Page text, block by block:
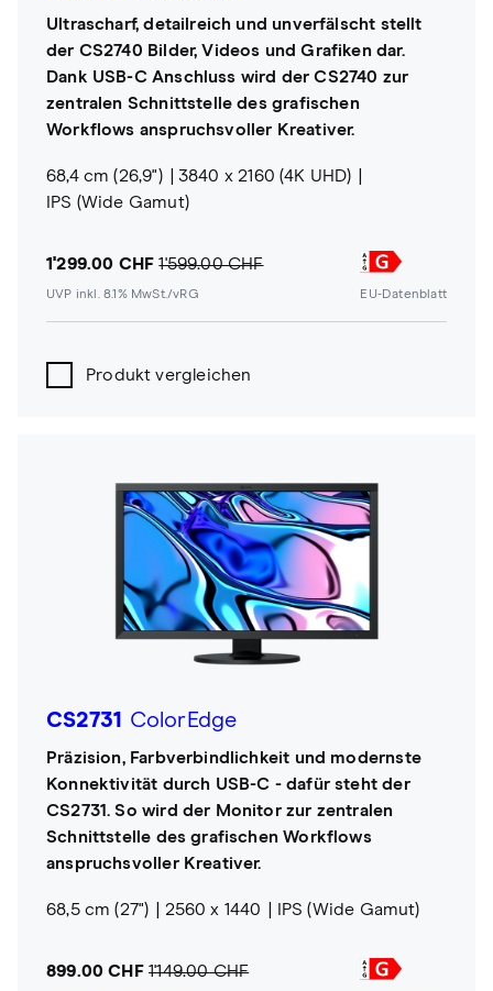
Ultrascharf, detailreich und unverfälscht stellt
der CS2740 Bilder, Videos und Grafiken dar.
Dank USB-C Anschluss wird der CS2740 zur
zentralen Schnittstelle des grafischen
Workflows anspruchsvoller Kreativer.
68,4 cm (26,9")
3840 x 2160 (4K UHD)
IPS (Wide Gamut)
1'299.00 CHF 1'599.00 CHF
UVP inkl. 8.1% MwSt./vRG EU-Datenblatt
Produkt vergleichen
CS2731 ColorEdge
Präzision, Farbverbindlichkeit und modernste
Konnektivität durch USB-C - dafür steht der
CS2731. So wird der Monitor zur zentralen
Schnittstelle des grafischen Workflows
anspruchsvoller Kreativer.
68,5 cm (27") 2560 x 1440 IPS (Wide Gamut)
899.00 CHF 1'149.00 CHF